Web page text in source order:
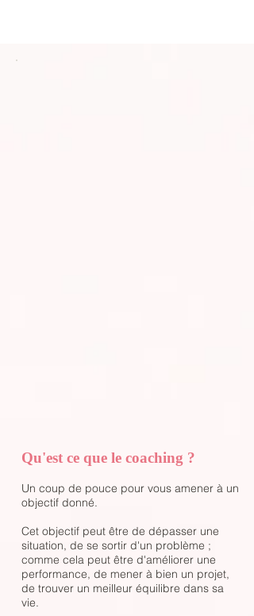
Qu'est ce que le coaching ?
Un coup de pouce pour vous amener à un
objectif donné.
Cet objectif peut être de dépasser une
situation, de se sortir d'un problème ;
comme cela peut être d'améliorer une
performance, de mener à bien un projet,
de trouver un meilleur équilibre dans sa
vie.